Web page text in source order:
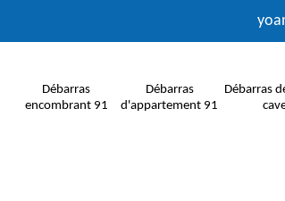
Débarras
encombrant 91
Débarras
d'appartement 91
Débarras